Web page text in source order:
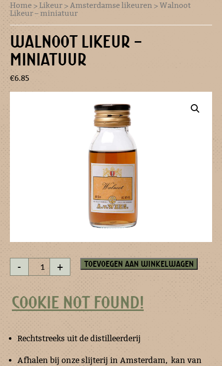
Home >Likeur >Amsterdamse likeuren > Walnoot
Likeur – miniatuur
WALNOOT LIKEUR –
MINIATUUR
€6.85
-
Walnoot
Likeur
aantal
+ Toevoegen aan winkelwagen
COOKIE NOT FOUND!
Rechtstreeks uit de distilleerderij
Afhalen bij onze slijterij in Amsterdam, kan van